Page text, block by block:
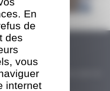
En
de
des
vous
internet
transition en douceur
au sein de la SARL TBO. Deux lignes de
de palettes...